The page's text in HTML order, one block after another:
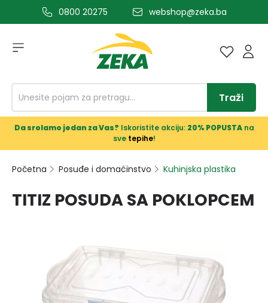
glavni sadržaj0800 20275 webshop@zeka.ba
Traži
Da srolamo jedan za Vas? Iskoristite akciju: 20% POPUSTAna
sve tepihe!
Početna Posuđe i domaćinstvo Kuhinjska plastika
TITIZ POSUDA SA POKLOPCEM